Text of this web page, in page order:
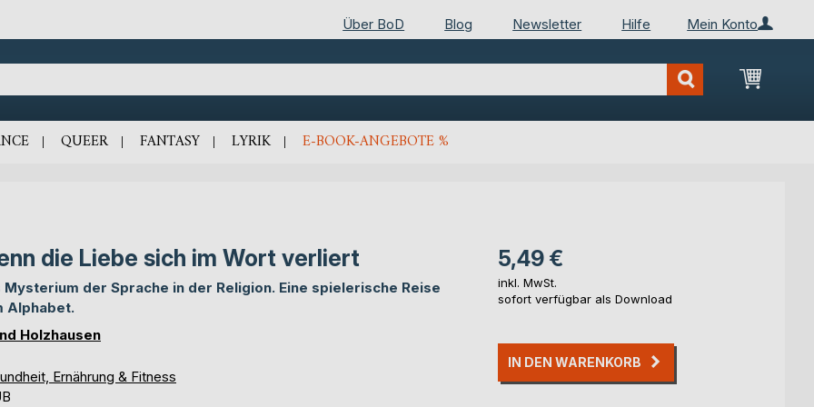
Mein Konto
Über BoD Blog Newsletter Hilfe
Mein
QUEER FANTASY LYRIK E-BOOK-ANGEBOTE %
die Liebe sich im Wort verliert
Mysterium der Sprache in der Religion. Eine spielerische Reise
Alphabet.
Holzhausen
Ernährung & Fitness
5,49 €
inkl. MwSt.
sofort verfügbar als Download
IN DEN WARENKORB